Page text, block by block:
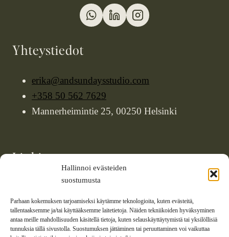
Hallinnoi evästeiden
suostumusta
Parhaan kokemuksen tarjoamiseksi käytämme teknologioita, kuten evästeitä,
tallentaaksemme ja/tai käyttääksemme laitetietoja. Näiden tekniikoiden hyväksyminen
antaa meille mahdollisuuden käsitellä tietoja, kuten selauskäyttäytymistä tai yksilöllisiä
tunnuksia tällä sivustolla. Suostumuksen jättäminen tai peruuttaminen voi vaikuttaa
Yhteystiedot
erika@andsundaysstudio.com
+358 50 562 7629
Mannerheimintie 25, 00250 Helsinki
Linkit
Palvelut
Blogi